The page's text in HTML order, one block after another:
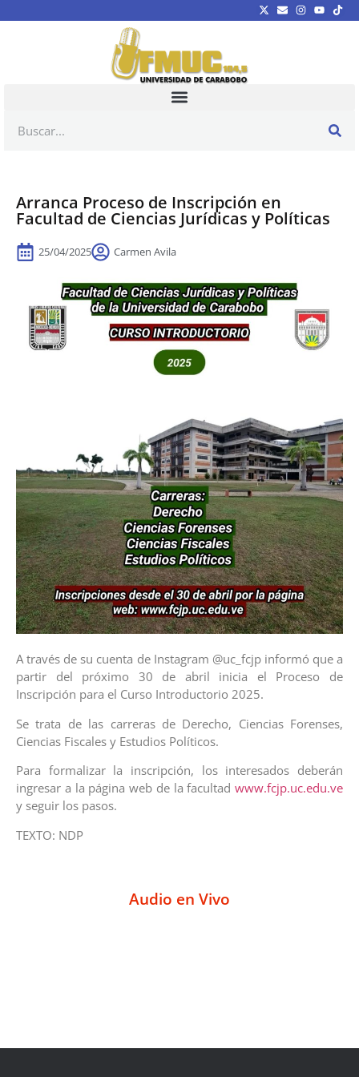
Arranca Proceso de Inscripción en
Facultad de Ciencias Jurídicas y Políticas
25/04/2025 Carmen Avila
A través de su cuenta de Instagram @uc_fcjp informó que a
partir del próximo 30 de abril inicia el Proceso de
Inscripción para el Curso Introductorio 2025.
Se trata de las carreras de Derecho, Ciencias Forenses,
Ciencias Fiscales y Estudios Políticos.
Para formalizar la inscripción, los interesados deberán
ingresar a la página web de la facultad www.fcjp.uc.edu.ve
y seguir los pasos.
TEXTO: NDP
Audio en Vivo